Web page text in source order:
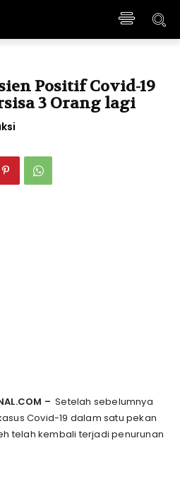
Positif Covid-19
3 Orang lagi
–Setelah sebelumnya
Covid-19 dalam satu pekan
telah kembali terjadi penurunan